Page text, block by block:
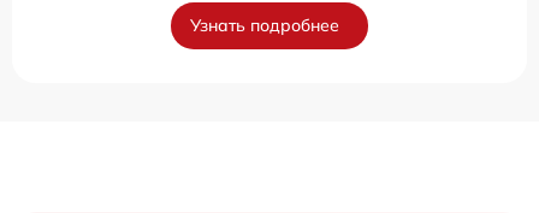
Узнать подробнее